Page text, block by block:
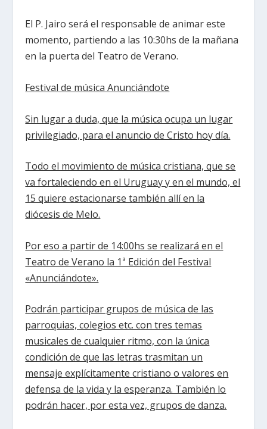
El P. Jairo será el responsable de animar este
momento, partiendo a las 10:30hs de la mañana
en la puerta del Teatro de Verano.
Festival de música Anunciándote
Sin lugar a duda, que la música ocupa un lugar
privilegiado, para el anuncio de Cristo hoy día.
Todo el movimiento de música cristiana, que se
va fortaleciendo en el Uruguay y en el mundo, el
15 quiere estacionarse también allí en la
diócesis de Melo.
Por eso a partir de 14:00hs se realizará en el
Teatro de Verano la 1ª Edición del Festival
«Anunciándote».
Podrán participar grupos de música de las
parroquias, colegios etc. con tres temas
musicales de cualquier ritmo, con la única
condición de que las letras trasmitan un
mensaje explícitamente cristiano o valores en
defensa de la vida y la esperanza. También lo
podrán hacer, por esta vez, grupos de danza.